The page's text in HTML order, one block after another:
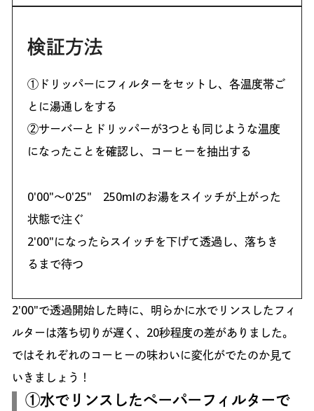
検証方法
①ドリッパーにフィルターをセットし、各温度帯ご
とに湯通しをする
②サーバーとドリッパーが3つとも同じような温度
になったことを確認し、コーヒーを抽出する
0'00"〜0'25" 250mlのお湯をスイッチが上がった
状態で注ぐ
2'00"になったらスイッチを下げて透過し、落ちき
るまで待つ
2'00"で透過開始した時に、明らかに水でリンスしたフィ
ルターは落ち切りが遅く、20秒程度の差がありました。
ではそれぞれのコーヒーの味わいに変化がでたのか見て
いきましょう！
①水でリンスしたペーパーフィルターで